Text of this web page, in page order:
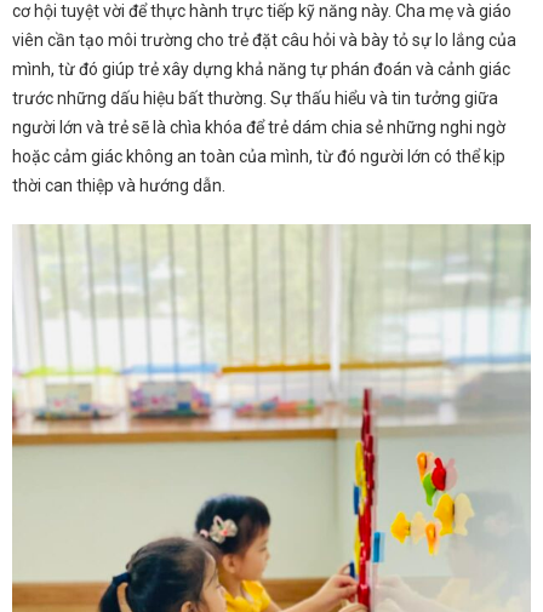
cơ hội tuyệt vời để thực hành trực tiếp kỹ năng này. Cha mẹ và giáo
viên cần tạo môi trường cho trẻ đặt câu hỏi và bày tỏ sự lo lắng của
mình, từ đó giúp trẻ xây dựng khả năng tự phán đoán và cảnh giác
trước những dấu hiệu bất thường. Sự thấu hiểu và tin tưởng giữa
người lớn và trẻ sẽ là chìa khóa để trẻ dám chia sẻ những nghi ngờ
hoặc cảm giác không an toàn của mình, từ đó người lớn có thể kịp
thời can thiệp và hướng dẫn.